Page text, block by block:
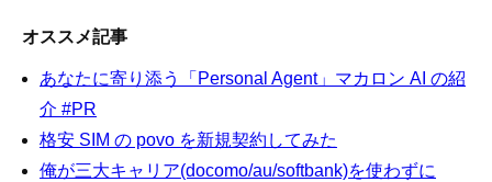
オススメ記事
あなたに寄り添う「Personal Agent」マカロン AI の紹
介 #PR
格安 SIM の povo を新規契約してみた
俺が三大キャリア(docomo/au/softbank)を使わずに